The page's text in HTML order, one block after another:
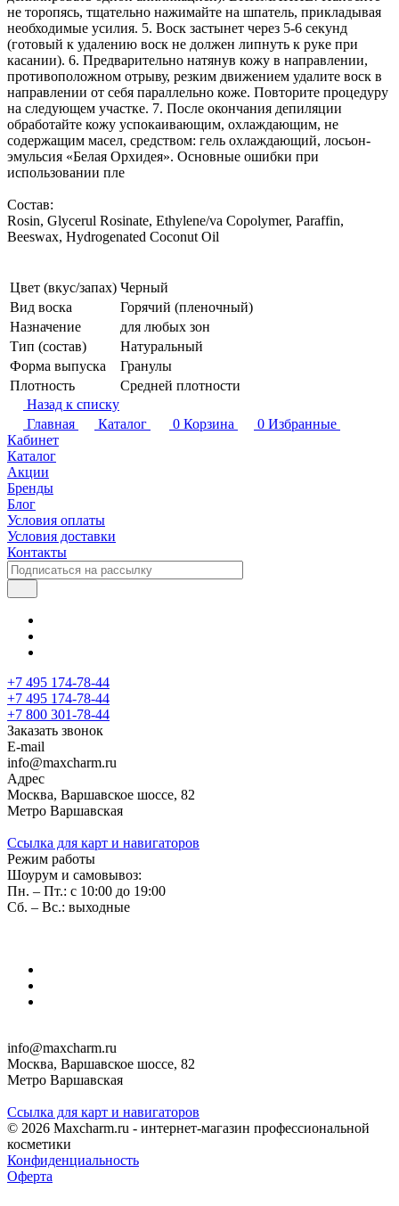
не торопясь, тщательно нажимайте на шпатель, прикладывая
необходимые усилия. 5. Воск застынет через 5-6 секунд
(готовый к удалению воск не должен липнуть к руке при
касании). 6. Предварительно натянув кожу в направлении,
противоположном отрыву, резким движением удалите воск в
направлении от себя параллельно коже. Повторите процедуру
на следующем участке. 7. После окончания депиляции
обработайте кожу успокаивающим, охлаждающим, не
содержащим масел, средством: гель охлаждающий, лосьон-
эмульсия «Белая Орхидея». Основные ошибки при
использовании пле
Состав:
Rosin, Glycerul Rosinate, Ethylene/va Copolymer, Paraffin,
Beeswax, Hydrogenated Coconut Oil
Цвет (вкус/запах) Черный
Вид воска
Горячий (пленочный)
Назначение
для любых зон
Тип (состав)
Натуральный
Форма выпуска
Гранулы
Плотность
Средней плотности
Назад к списку
Главная
Каталог 0 Корзина 0 Избранные
Кабинет
Каталог
Акции
Бренды
Блог
Условия оплаты
Условия доставки
Контакты
+7 495 174-78-44
+7 495 174-78-44
+7 800 301-78-44
Заказать звонок
E-mail
info@maxcharm.ru
Адрес
Москва, Варшавское шоссе, 82
Метро Варшавская
Ссылка для карт и навигаторов
Режим работы
Шоурум и самовывоз:
Пн. – Пт.: с 10:00 до 19:00
Сб. – Вс.: выходные
info@maxcharm.ru
Москва, Варшавское шоссе, 82
Метро Варшавская
Ссылка для карт и навигаторов
© 2026 Maxcharm.ru - интернет-магазин профессиональной
косметики
Конфиденциальность
Оферта